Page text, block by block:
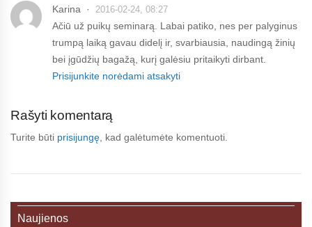
Karina 2016-02-24, 08:27
Ačiū už puikų seminarą. Labai patiko, nes per palyginus
trumpą laiką gavau didelį ir, svarbiausia, naudingą žinių
bei įgūdžių bagažą, kurį galėsiu pritaikyti dirbant.
Prisijunkite norėdami atsakyti
Rašyti komentarą
Turite būti prisijungę , kad galėtumėte komentuoti.
Naujienos